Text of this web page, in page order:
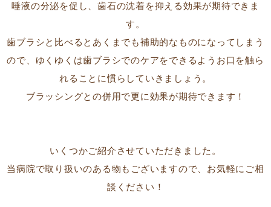
唾液の分泌を促し、歯石の沈着を抑える効果が期待できま
す。
歯ブラシと比べるとあくまでも補助的なものになってしまう
ので、ゆくゆくは歯ブラシでのケアをできるようお口を触ら
れることに慣らしていきましょう。
ブラッシングとの併用で更に効果が期待できます！
いくつかご紹介させていただきました。
当病院で取り扱いのある物もございますので、お気軽にご相
談ください！